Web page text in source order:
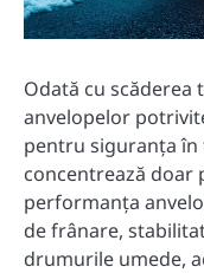
Odată cu scăderea
anvelopelor
pentru siguranța
concentrează doar
performanța
de frânare,
drumurile umede,